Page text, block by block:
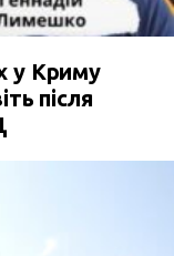
у Криму
після